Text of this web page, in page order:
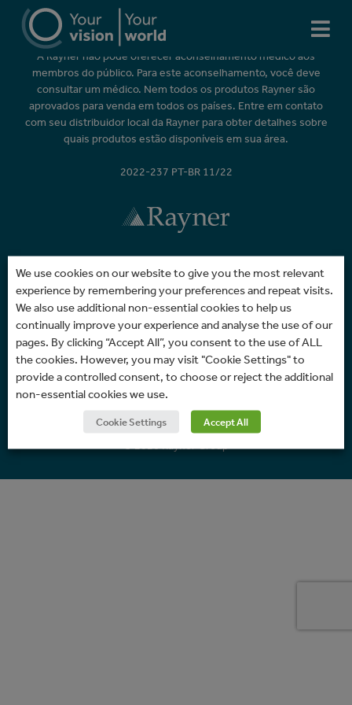
Aviso importante
A Rayner não pode oferecer aconselhamento médico aos
membros do público. Para este aconselhamento, você deve
consultar um médico. Nem todos os produtos Rayner são
aprovados para venda em todos os países. Entre em contato
com seu distribuidor local da Rayner para obter detalhes sobre
quais produtos estão disponíveis em sua área.
2022-237 PT-BR 11/22
Início Termos de uso
Política de Privacidade
Política de Cookies
© 2026 Rayner Group
We use cookies on our website to give you the most relevant
experience by remembering your preferences and repeat visits.
We also use additional non-essential cookies to help us
continually improve your experience and analyse the use of our
pages. By clicking “Accept All”, you consent to the use of ALL
the cookies. However, you may visit "Cookie Settings" to
provide a controlled consent, to choose or reject the additional
non-essential cookies we use.
Cookie Settings Accept All